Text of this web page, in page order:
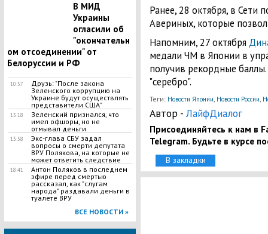
В МИД
Украины
огласили об
"окончательн
ом отсоединении" от
Белоруссии и РФ
10:57
Друзь: "После закона
Зеленского коррупцию на
Украине будут осуществлять
представители США"
13:18
Зеленский признался, что
имел офшоры, но не
отмывал деньги
13:58
Экс-глава СБУ задал
вопросы о смерти депутата
ВРУ Полякова, на которые не
может ответить следствие
18:41
Антон Поляков в последнем
эфире перед смертью
рассказал, как "слугам
народа" раздавали деньги в
туалете ВРУ
ВСЕ НОВОСТИ »
Ранее, 28 октября, в Сети
Авериных, которые
Напомним, 27 октября
медали ЧМ в Японии в
получив рекордные
"серебро".
Теги: Новости Японии, Новости России,
Автор - ЛайфДиалог
Присоединяйтесь к нам в
Telegram. Будьте в курсе
В закладки